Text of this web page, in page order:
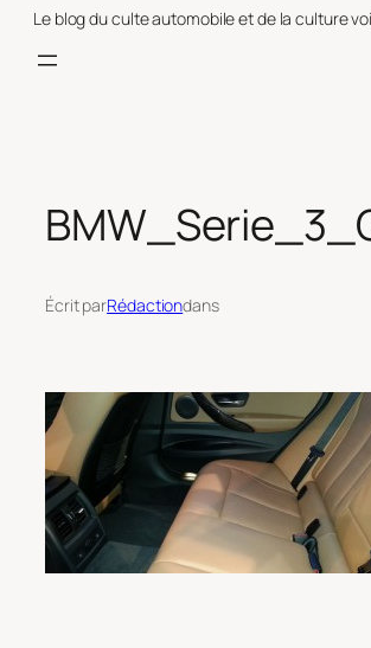
Le blog du culte automobile et de la culture
Écrit parRédactiondans